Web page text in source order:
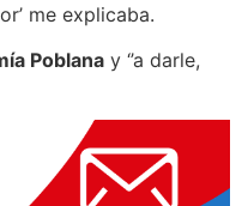
me explicaba.
Poblana y ‘’a darle,